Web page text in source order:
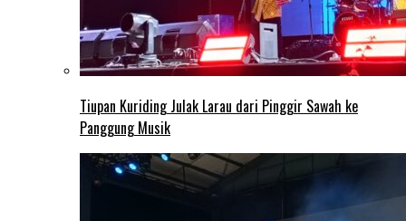
Tiupan Kuriding Julak Larau dari Pinggir Sawah ke
Panggung Musik